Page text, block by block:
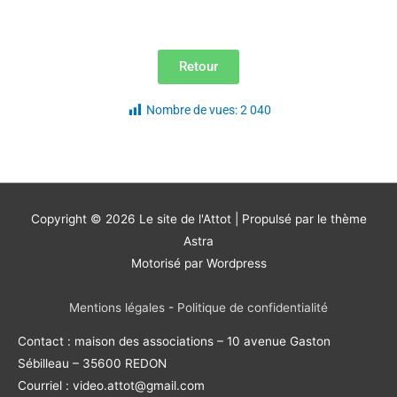
Retour
Nombre de vues:2 040
Copyright © 2026 Le site de l'Attot| Propulsé par le thème
Astra
Motorisé par Wordpress
Mentions légales - Politique de confidentialité
Contact : maison des associations – 10 avenue Gaston
Sébilleau – 35600 REDON
Courriel : video.attot@gmail.com